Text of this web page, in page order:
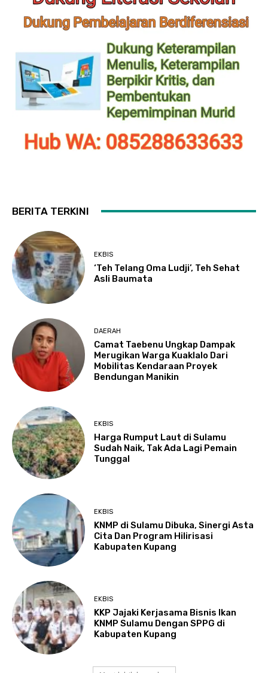
BERITA TERKINI
EKBIS
‘Teh Telang Oma Ludji’, Teh Sehat
Asli Baumata
DAERAH
Camat Taebenu Ungkap Dampak
Merugikan Warga Kuaklalo Dari
Mobilitas Kendaraan Proyek
Bendungan Manikin
EKBIS
Harga Rumput Laut di Sulamu
Sudah Naik, Tak Ada Lagi Pemain
Tunggal
EKBIS
KNMP di Sulamu Dibuka, Sinergi Asta
Cita Dan Program Hilirisasi
Kabupaten Kupang
EKBIS
KKP Jajaki Kerjasama Bisnis Ikan
KNMP Sulamu Dengan SPPG di
Kabupaten Kupang